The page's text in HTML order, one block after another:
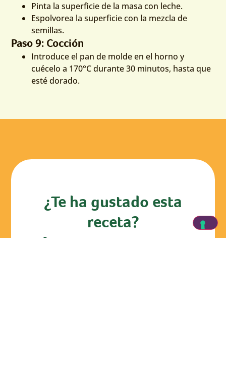
Pinta la superficie de la masa con leche.
Espolvorea la superficie con la mezcla de
semillas.
Paso 9: Cocción
Introduce el pan de molde en el horno y
cuécelo a 170°C durante 30 minutos, hasta que
esté dorado.
¿Te ha gustado esta
receta?